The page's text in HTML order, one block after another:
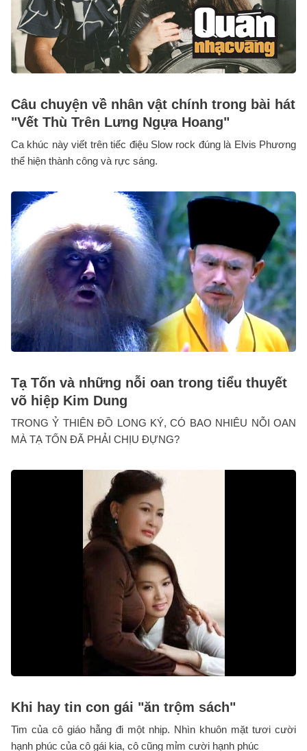
Câu chuyện về nhân vật chính trong bài hát
"Vết Thù Trên Lưng Ngựa Hoang"
Ca khúc này viết trên tiếc điệu Slow rock đúng là Elvis Phương
thể hiện thành công và rực sáng.
Tạ Tốn và những nỗi oan trong tiểu thuyết
võ hiệp Kim Dung
TRONG Ỷ THIÊN ĐỒ LONG KÝ, CÓ BAO NHIÊU NỖI OAN
MÀ TẠ TỐN ĐÃ PHẢI CHỊU ĐỰNG?
Khi hay tin con gái "ăn trộm sách"
Tim của cô giáo hẫng đi một nhịp. Nhìn khuôn mặt tươi cười
hạnh phúc của cô gái kia, cô cũng mỉm cười hạnh phúc